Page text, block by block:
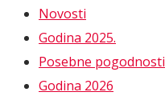
Novosti
Godina 2025.
Posebne pogodnosti
Godina 2026